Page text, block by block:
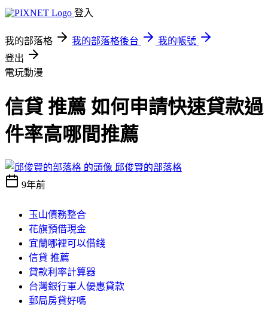
登入
我的部落格 我的部落格後台
我的帳號
登出
電玩動漫
信貸 推薦 如何申請快速貸款過
件率高哪間推薦
邱俊賢的部落格
9年前
玉山債務整合
花旗預借現金
宜蘭哪裡可以借錢
信貸 推薦
貸款利率計算器
台灣銀行軍人優惠貸款
郵局房貸好嗎